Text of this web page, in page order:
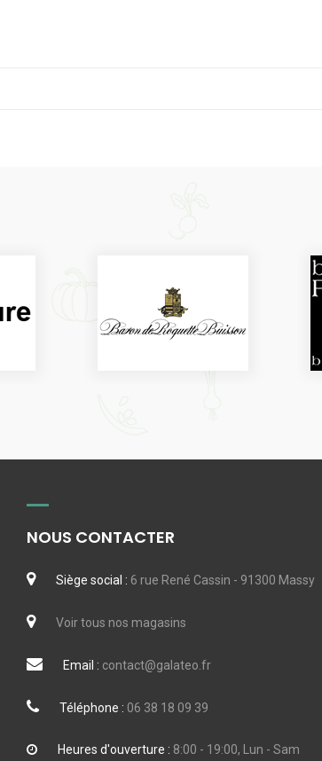
NOUS CONTACTER
Siège social : 6 rue René Cassin - 91300 Massy
Voir tous nos magasins
Email : contact@galateo.fr
Téléphone : 06 38 18 09 39
Heures d'ouverture : 8:00 - 19:00, Lun - Sam